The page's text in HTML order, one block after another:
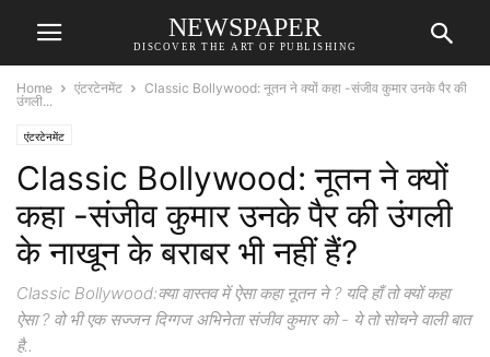
NEWSPAPER
DISCOVER THE ART OF PUBLISHING
Home एंटरटेनमेंट
Classic Bollywood: नूतन ने क्यों कहा -संजीव कुमार उनके पैर की
उंगली...
एंटरटेनमेंट
Classic Bollywood: नूतन ने क्यों
कहा -संजीव कुमार उनके पैर की उंगली
के नाखून के बराबर भी नहीं हैं?
Classic Bollywood:क्या वास्तव में ऐसा कहा नूतन ने ? यदि हाँ तो क्यों कहा
ऐसा ? वो भी एक सज्जन दिग्गज अभिनेता संजीव कुमार को - ये तो सोचने वाली बात
है..